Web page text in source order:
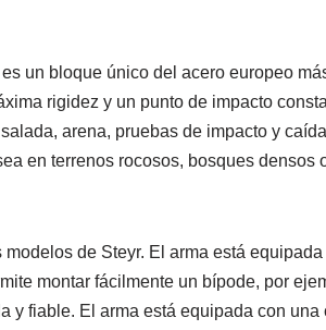
un bloque único del acero europeo
rigidez y un punto de impacto
arena, pruebas de impacto y
en terrenos rocosos, bosques
de Steyr. El arma está
montar fácilmente un bípode, por
y fiable. El arma está equipada con